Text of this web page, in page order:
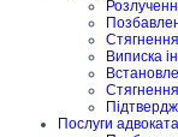
Виписка
Послуги адвоката